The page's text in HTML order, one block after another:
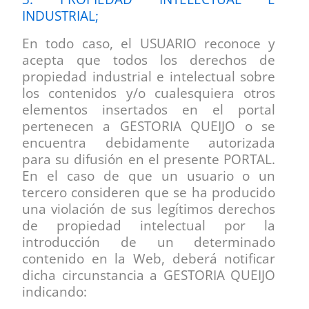
INDUSTRIAL;
En todo caso, el USUARIO reconoce y
acepta que todos los derechos de
propiedad industrial e intelectual sobre
los contenidos y/o cualesquiera otros
elementos insertados en el portal
pertenecen a GESTORIA QUEIJO o se
encuentra debidamente autorizada
para su difusión en el presente PORTAL.
En el caso de que un usuario o un
tercero consideren que se ha producido
una violación de sus legítimos derechos
de propiedad intelectual por la
introducción de un determinado
contenido en la Web, deberá notificar
dicha circunstancia a GESTORIA QUEIJO
indicando: